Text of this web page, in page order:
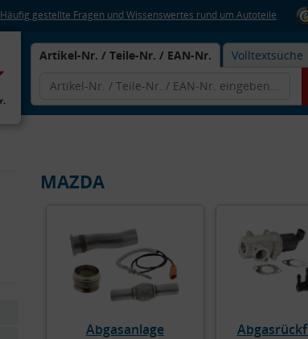
Häufig gestellte Fragen und Wissenswertes rund um Autoteile
Artikel-Nr. / Teile-Nr. / EAN-Nr. Volltextsuche
MAZDA
Abgasanlage